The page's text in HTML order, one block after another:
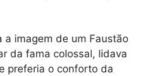
a imagem de um Faustão
da fama colossal, lidava
preferia o conforto da